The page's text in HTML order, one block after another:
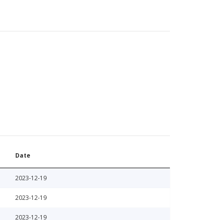
Date
2023-12-19
2023-12-19
2023-12-19